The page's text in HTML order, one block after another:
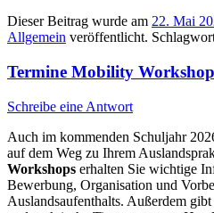
Dieser Beitrag wurde am 22. Mai
Allgemein veröffentlicht.
Termine Mobility
Schreibe eine Antwort
Auch im kommenden Schuljahr
auf dem Weg zu Ihrem
Workshops erhalten Sie wichtige
Bewerbung, Organisation und
Auslandsaufenthalts. Außerdem